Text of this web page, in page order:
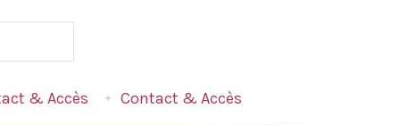
& Accès Contact & Accès